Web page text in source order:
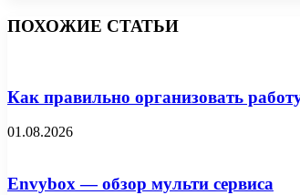
ПОХОЖИЕ СТАТЬИ
Как правильно организовать
01.08.2026
Envybox — обзор мульти сервиса